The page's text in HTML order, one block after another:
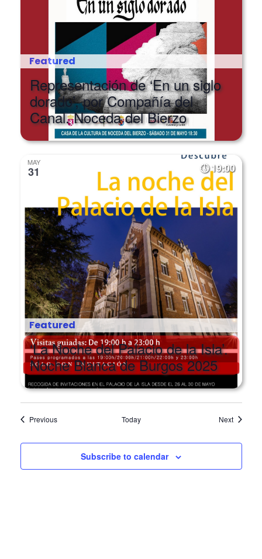
Featured
Representación de ‘En un siglo
dorado’, por Compañía del
Canal. Noceda del Bierzo
MAY 19:00
Featured
‘La Noche del Palacio de la Isla’.
Noche Blanca de Burgos 2025
PreviousEvents Today NextEvents
Subscribe to calendar